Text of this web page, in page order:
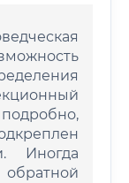
Иногда